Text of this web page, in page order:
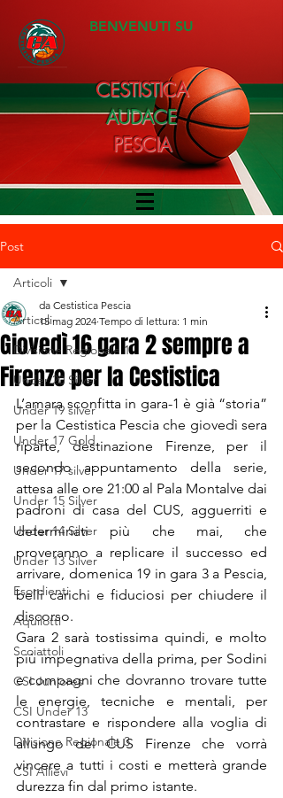
BENVENUTI SU
CESTISTICA
AUDACE
PESCIA
Post
Articoli
Divisione Regionale 1
Under 20 Silver
Under 19 silver
Under 17 Gold
Under 17 silver
Under 15 Silver
Under 14 Silver
Under 13 Silver
Esordienti
Aquilotti
Scoiattoli
CSI Juniores
CSI Under 13
Divisione Regionale 3
CSI Allievi
Articoli
Giovedì 16 gara 2 sempre a
Firenze per la Cestistica
da Cestistica Pescia
15 mag 2024 Tempo di lettura: 1 min
L’amara sconfitta in gara-1 è già “storia”
per la Cestistica Pescia che giovedì sera
riparte, destinazione Firenze, per il
secondo appuntamento della serie,
attesa alle ore 21:00 al Pala Montalve dai
padroni di casa del CUS, agguerriti e
determinati più che mai, che
proveranno a replicare il successo ed
arrivare, domenica 19 in gara 3 a Pescia,
belli carichi e fiduciosi per chiudere il
discorso.
Gara 2 sarà tostissima quindi, e molto
più impegnativa della prima, per Sodini
e compagni che dovranno trovare tutte
le energie, tecniche e mentali, per
contrastare e rispondere alla voglia di
allungo del CUS Firenze che vorrà
vincere a tutti i costi e metterà grande
durezza fin dal primo istante.